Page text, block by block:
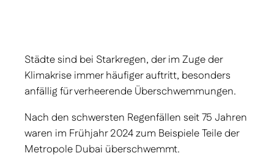
Städte sind bei Starkregen, der im Zuge der
Klimakrise immer häufiger auftritt, besonders
anfällig für verheerende Überschwemmungen.
Nach den schwersten Regenfällen seit 75 Jahren
waren im Frühjahr 2024 zum Beispiele Teile der
Metropole Dubai überschwemmt.